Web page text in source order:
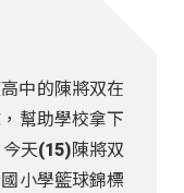
中的陳將双在
幫助學校拿下
天(15)陳將双
小學籃球錦標